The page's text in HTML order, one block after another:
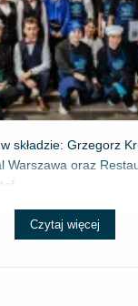
składzie: Grzegorz
Warszawa oraz
Czytaj więcej